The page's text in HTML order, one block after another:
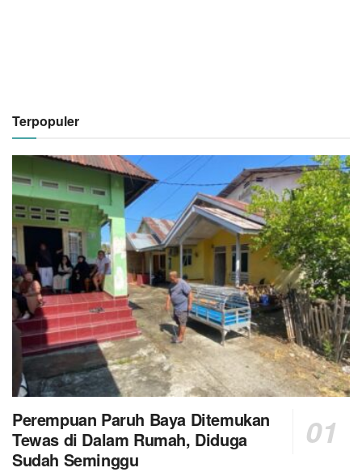
Terpopuler
Perempuan Paruh Baya Ditemukan
Tewas di Dalam Rumah, Diduga
Sudah Seminggu